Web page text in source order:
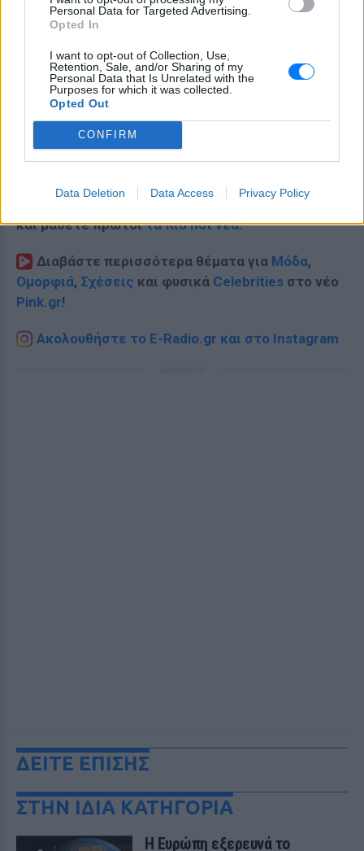
Personal Data for Targeted Advertising.
Opted In
I want to opt-out of Collection, Use,
Retention, Sale, and/or Sharing of my
Personal Data that Is Unrelated with the
Purposes for which it was collected.
Opted Out
CONFIRM
Data Deletion Data Access Privacy Policy
Ακολουθήστε το E-Radio.gr στο
Google News
και μάθετε πρώτοιτα πιο hot νέα.
Διαβάστε περισσότερα θέματα για Μόδα,
Ομορφιά, Σχέσεις και φυσικά Celebrities στο νέο
Pink.gr!
Ακολουθήστε το E-Radio.gr και στο Instagram
ΔΕΙΤΕ ΕΠΙΣΗΣ
ΣΤΗΝ ΙΔΙΑ ΚΑΤΗΓΟΡΙΑ
Η Ευρώπη εξερευνά το